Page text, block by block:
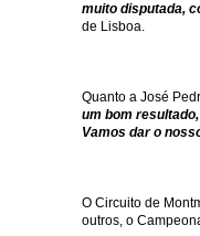
muito disputada,
de Lisboa.
Quanto a José
um bom
Vamos dar o
O Circuito de
outros, o